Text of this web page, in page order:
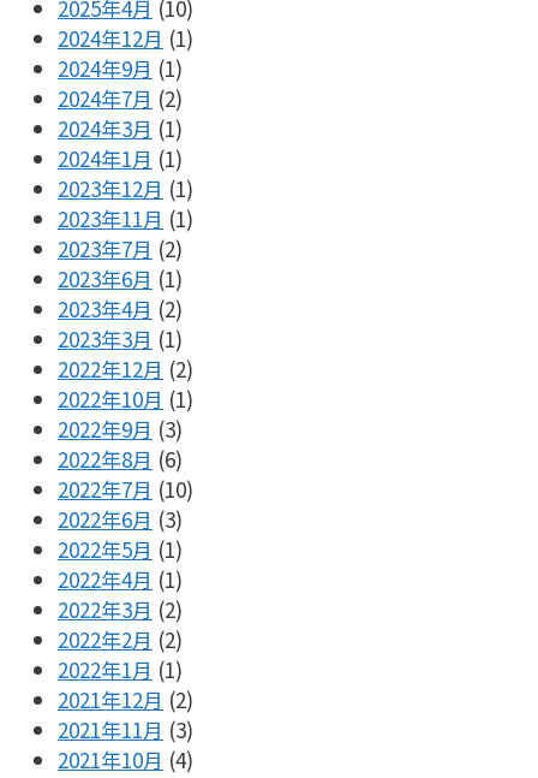
2025年4月 (10)
2024年12月 (1)
2024年9月 (1)
2024年7月 (2)
2024年3月 (1)
2024年1月 (1)
2023年12月 (1)
2023年11月 (1)
2023年7月 (2)
2023年6月 (1)
2023年4月 (2)
2023年3月 (1)
2022年12月 (2)
2022年10月 (1)
2022年9月 (3)
2022年8月 (6)
2022年7月 (10)
2022年6月 (3)
2022年5月 (1)
2022年4月 (1)
2022年3月 (2)
2022年2月 (2)
2022年1月 (1)
2021年12月 (2)
2021年11月 (3)
2021年10月 (4)